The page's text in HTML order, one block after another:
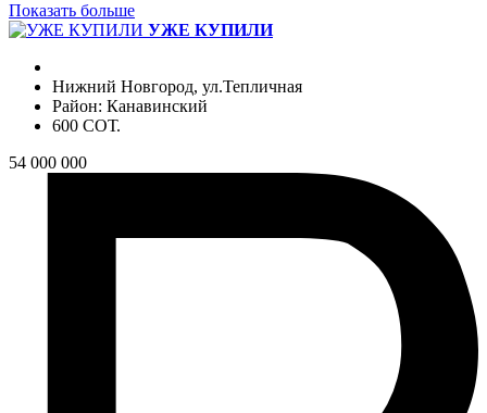
Показать больше
УЖЕ КУПИЛИ
Нижний Новгород, ул.Тепличная
Район: Канавинский
600 СОТ.
54 000 000